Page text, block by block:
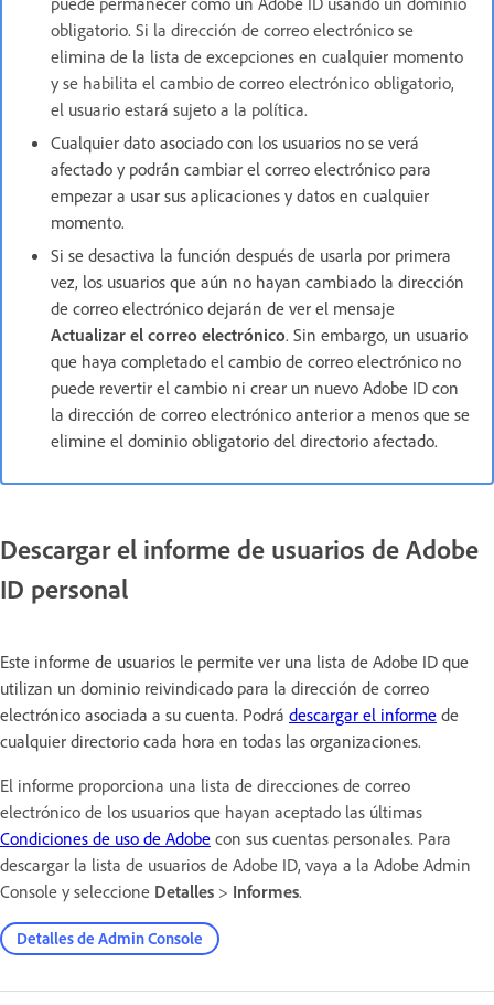
obligatorio. Si la dirección de correo electrónico se
elimina de la lista de excepciones en cualquier momento
y se habilita el cambio de correo electrónico obligatorio,
el usuario estará sujeto a la política.
Cualquier dato asociado con los usuarios no se verá
afectado y podrán cambiar el correo electrónico para
empezar a usar sus aplicaciones y datos en cualquier
momento.
Si se desactiva la función después de usarla por primera
vez, los usuarios que aún no hayan cambiado la dirección
de correo electrónico dejarán de ver el mensaje
Actualizar el correo electrónico. Sin embargo, un usuario
que haya completado el cambio de correo electrónico no
puede revertir el cambio ni crear un nuevo Adobe ID con
la dirección de correo electrónico anterior a menos que se
elimine el dominio obligatorio del directorio afectado.
Descargar el informe de usuarios de Adobe
ID personal
Este informe de usuarios le permite ver una lista de Adobe ID que
utilizan un dominio reivindicado para la dirección de correo
electrónico asociada a su cuenta. Podrá descargar el informe de
cualquier directorio cada hora en todas las organizaciones.
El informe proporciona una lista de direcciones de correo
electrónico de los usuarios que hayan aceptado las últimas
Condiciones de uso de Adobe con sus cuentas personales. Para
descargar la lista de usuarios de Adobe ID, vaya a la Adobe Admin
Console y seleccione Detalles > Informes.
Detalles de Admin Console